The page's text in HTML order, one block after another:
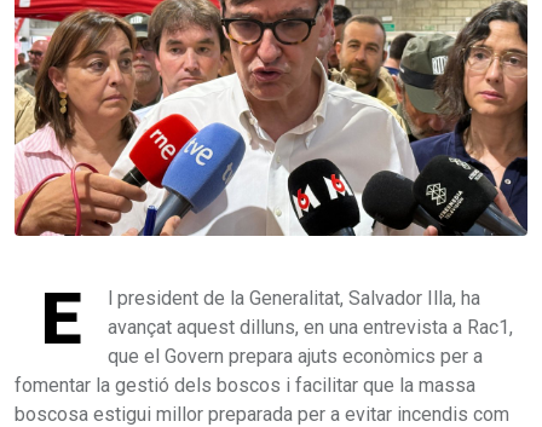
E
l president de la Generalitat, Salvador Illa, ha
avançat aquest dilluns, en una entrevista a Rac1,
que el Govern prepara ajuts econòmics per a
fomentar la gestió dels boscos i facilitar que la massa
boscosa estigui millor preparada per a evitar incendis com